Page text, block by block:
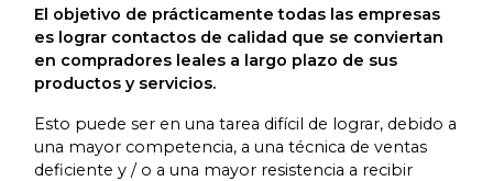
El objetivo de prácticamente todas las empresas
es lograr contactos de calidad que se conviertan
en compradores leales a largo plazo de sus
productos y servicios.
Esto puede ser en una tarea difícil de lograr, debido a
una mayor competencia, a una técnica de ventas
deficiente y / o a una mayor resistencia a recibir